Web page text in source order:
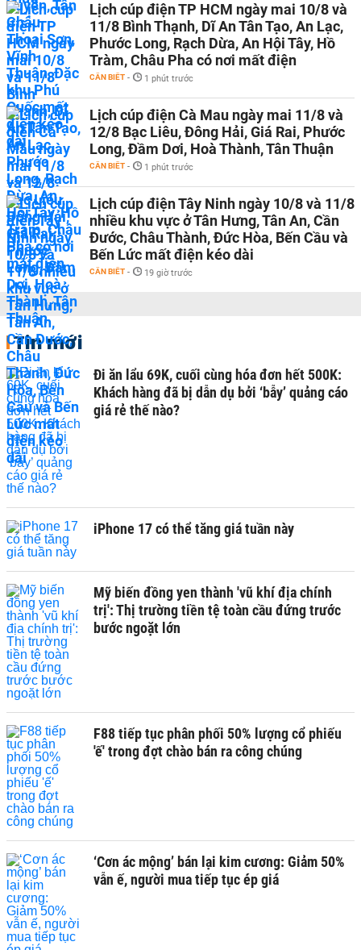
Lịch cúp điện TP HCM ngày mai 10/8 và
11/8 Bình Thạnh, Dĩ An Tân Tạo, An Lạc,
Phước Long, Rạch Dừa, An Hội Tây, Hồ
Tràm, Châu Pha có nơi mất điện
CẦN BIẾT - 1 phút trước
Lịch cúp điện Cà Mau ngày mai 11/8 và
12/8 Bạc Liêu, Đông Hải, Giá Rai, Phước
Long, Đầm Dơi, Hoà Thành, Tân Thuận
CẦN BIẾT - 1 phút trước
Lịch cúp điện Tây Ninh ngày 10/8 và 11/8
nhiều khu vực ở Tân Hưng, Tân An, Cần
Đước, Châu Thành, Đức Hòa, Bến Cầu và
Bến Lức mất điện kéo dài
CẦN BIẾT - 19 giờ trước
Tin mới
Đi ăn lẩu 69K, cuối cùng hóa đơn hết 500K:
Khách hàng đã bị dẫn dụ bởi ‘bẫy’ quảng cáo
giá rẻ thế nào?
iPhone 17 có thể tăng giá tuần này
Mỹ biến đồng yen thành 'vũ khí địa chính
trị': Thị trường tiền tệ toàn cầu đứng trước
bước ngoặt lớn
F88 tiếp tục phân phối 50% lượng cổ phiếu
'ế' trong đợt chào bán ra công chúng
‘Cơn ác mộng’ bán lại kim cương: Giảm 50%
vẫn ế, người mua tiếp tục ép giá